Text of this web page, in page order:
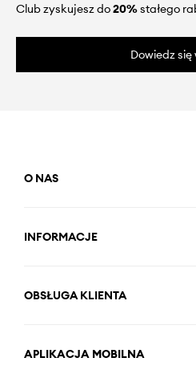
Club zyskujesz do20%stałego
Dowiedz się
O NAS
INFORMACJE
OBSŁUGA KLIENTA
APLIKACJA MOBILNA